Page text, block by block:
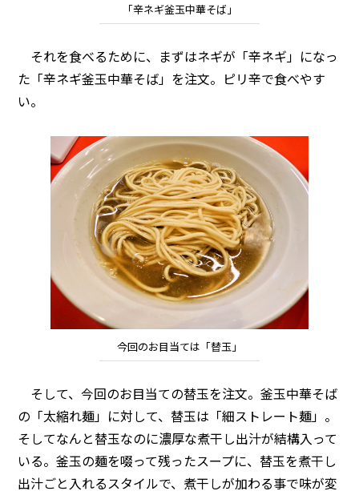
「辛ネギ釜玉中華そば」
それを食べるために、まずはネギが「辛ネギ」になっ
た「辛ネギ釜玉中華そば」を注文。ピリ辛で食べやす
い。
今回のお目当ては「替玉」
そして、今回のお目当ての替玉を注文。釜玉中華そば
の「太縮れ麺」に対して、替玉は「細ストレート麺」。
そしてなんと替玉なのに濃厚な煮干し出汁が結構入って
いる。釜玉の麺を啜って残ったスープに、替玉を煮干し
出汁ごと入れるスタイルで、煮干しが加わる事で味が変